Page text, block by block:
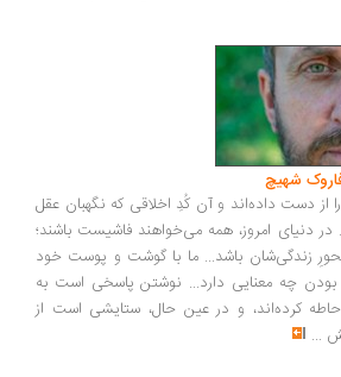
داده‌اند و آن کُدِ اخلاقی که نگهبان عقل
امروز، همه می‌خواهند فاشیست باشند؛
باشد... ما با گوشت و پوست خود
معنایی دارد... نوشتن پاسخی است به
و در عین حال، ستایشی است از